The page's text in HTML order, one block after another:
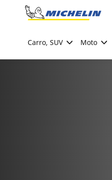
Go to page content
Carro, SUV Moto